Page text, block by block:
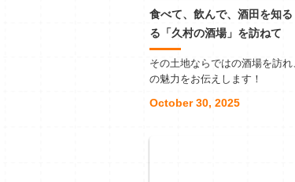
食べて、飲んで、酒田を知
る「久村の酒場」を訪ねて
その土地ならではの酒場を訪
の魅力をお伝えします！
October 30, 2025